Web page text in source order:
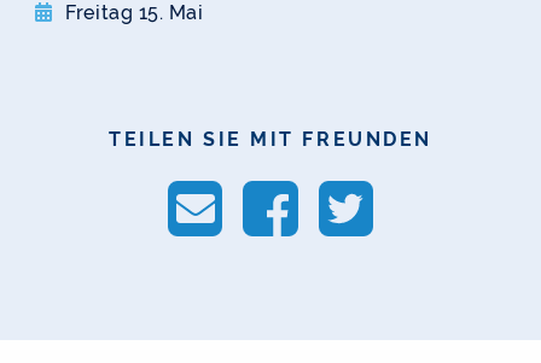
Freitag 15. Mai
TEILEN SIE MIT FREUNDEN